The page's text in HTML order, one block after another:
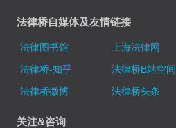
法律桥自媒体及友情链接
法律图书馆 上海法律网
法律桥-知乎
法律桥B站空间
法律桥微博
法律桥头条
关注&咨询